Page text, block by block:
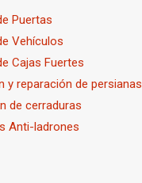
Puertas
Vehículos
Cajas Fuertes
y reparación de persianas
de cerraduras
Anti-ladrones